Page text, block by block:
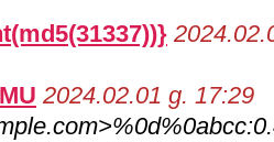
2024.02.01 g. 17:29